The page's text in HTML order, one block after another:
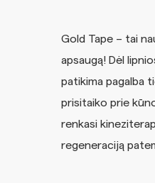
Gold Tape – tai
apsaugą! Dėl
patikima pagalba
prisitaiko prie
renkasi
regeneraciją